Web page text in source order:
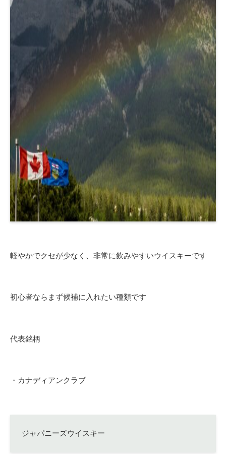
軽やかでクセが少なく、非常に飲みやすいウイスキーです
初心者ならまず候補に入れたい種類です
代表銘柄
・カナディアンクラブ
ジャパニーズウイスキー